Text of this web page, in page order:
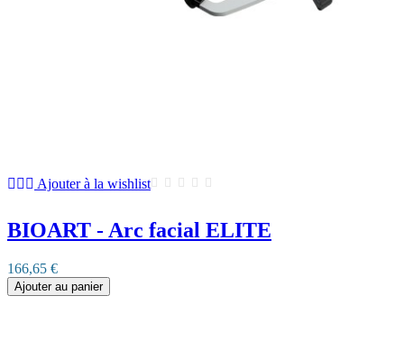
Ajouter à la wishlist
BIOART - Arc facial ELITE
166,65 €
Ajouter au panier